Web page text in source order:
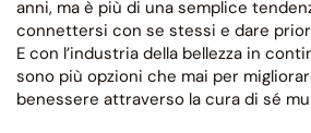
anni, ma è più di una semplice
connettersi con se stessi e dare
E con l’industria della bellezza in
sono più opzioni che mai per
benessere attraverso la cura di sé